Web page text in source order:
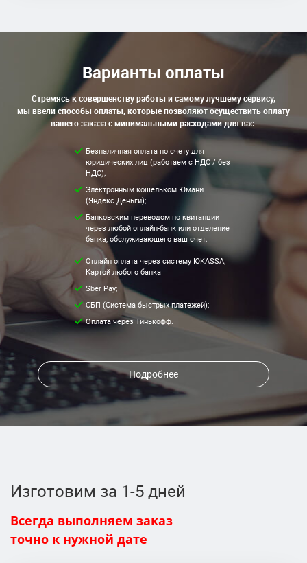
Варианты оплаты
Стремясь к совершенству работы и самому лучшему сервису,
мы ввели способы оплаты, которые позволяют осуществить оплату
вашего заказа с минимальными расходами для вас.
Безналичная оплата по счету для
юридических лиц (работаем с НДС / без
НДС);
Электронным кошельком Юмани
(Яндекс.Деньги);
Банковским переводом по квитанции
через любой онлайн-банк или отделение
банка, обслуживающего ваш счет;
Онлайн оплата через систему ЮKASSA;
Картой любого банка
Sber Pay;
СБП (Система быстрых платежей);
Оплата через Тинькофф.
Подробнее
Изготовим за 1-5 дней
Всегда выполняем заказ
точно к нужной дате